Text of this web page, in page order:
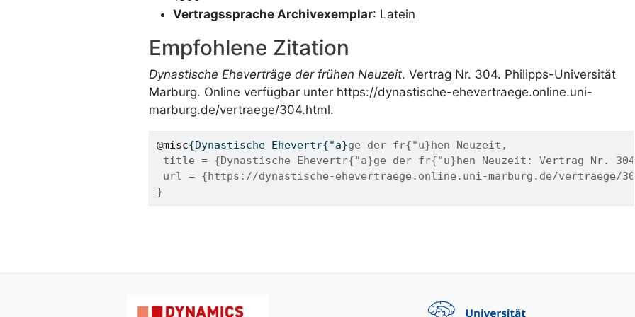
Vertragssprache Archivexemplar: Latein
Empfohlene Zitation
Dynastische Eheverträge der frühen Neuzeit. Vertrag Nr. 304. Philipps-Universität
Marburg. Online verfügbar unter https://dynastische-ehevertraege.online.uni-
marburg.de/vertraege/304.html.
@misc{Dynastische Ehevertr{"a}ge der fr{"u}hen Neuzeit,
title = {Dynastische Ehevertr{"a}ge der fr{"u}hen Neuzeit: Vertrag Nr.
url = {https://dynastische-ehevertraege.online.uni-marburg.de/vertraege/
}